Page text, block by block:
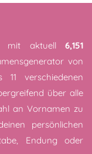
mit aktuell 6,151
von
verschiedenen
über alle
an Vornamen zu
persönlichen
Endung oder